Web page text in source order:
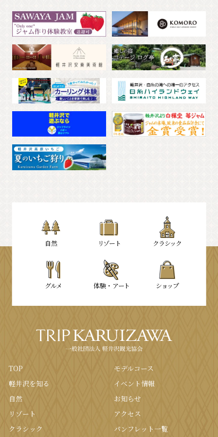
⾃然 リゾート クラシック
グルメ 体験・ アート ショップ
TOP
軽井沢を知る
⾃然
リゾート
クラシック
モデルコース
イベント情報
お知らせ
アクセス
パンフレット⼀覧